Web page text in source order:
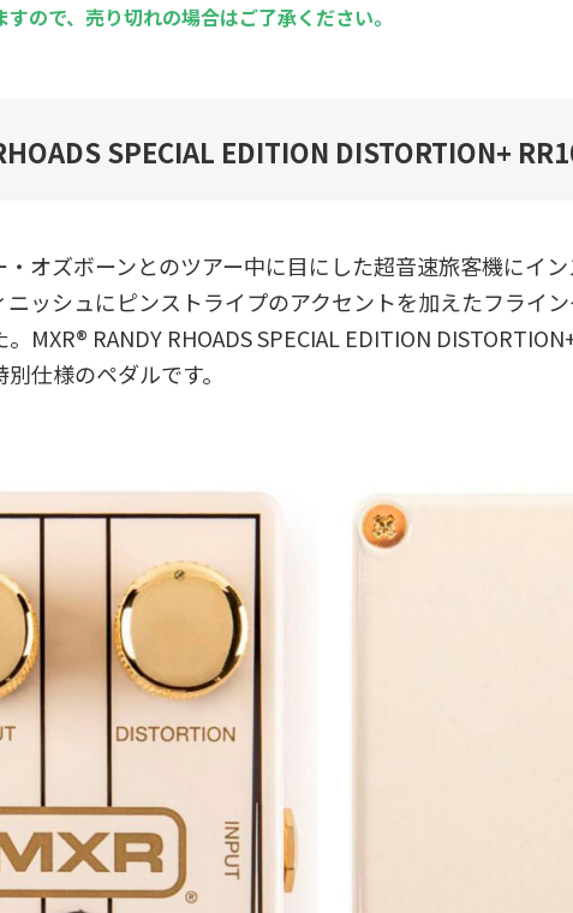
ので、売り切れの場合はご了承ください。
SPECIAL EDITION DISTORTION+
・オズボーンとのツアー中に目にした超音速旅客機にイ
ッシュにピンストライプのアクセントを加えたフライ
MXR® RANDY RHOADS SPECIAL EDITION
仕様のペダルです。